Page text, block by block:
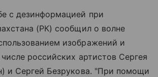
с дезинформацией при
(РК) сообщил о волне
изображений и
российских артистов Сергея
и Сергей Безрукова. "При помощи